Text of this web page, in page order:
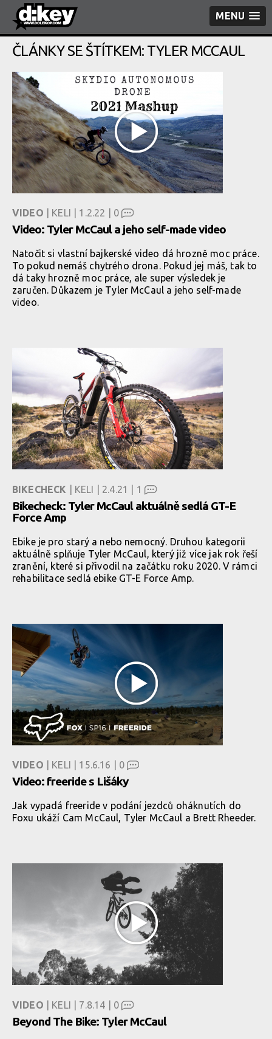
MENU
ČLÁNKY SE ŠTÍTKEM: TYLER MCCAUL
VIDEO | KELI | 1.2.22 | 0
Video: Tyler McCaul a jeho self-made video
Natočit si vlastní bajkerské video dá hrozně moc práce.
To pokud nemáš chytrého drona. Pokud jej máš, tak to
dá taky hrozně moc práce, ale super výsledek je
zaručen. Důkazem je Tyler McCaul a jeho self-made
video.
BIKECHECK | KELI | 2.4.21 | 1
Bikecheck: Tyler McCaul aktuálně sedlá GT-E
Force Amp
Ebike je pro starý a nebo nemocný. Druhou kategorii
aktuálně splňuje Tyler McCaul, který již více jak rok řeší
zranění, které si přivodil na začátku roku 2020. V rámci
rehabilitace sedlá ebike GT-E Force Amp.
VIDEO | KELI | 15.6.16 | 0
Video: freeride s Lišáky
Jak vypadá freeride v podání jezdců oháknutích do
Foxu ukáží Cam McCaul, Tyler McCaul a Brett Rheeder.
VIDEO | KELI | 7.8.14 | 0
Beyond The Bike: Tyler McCaul